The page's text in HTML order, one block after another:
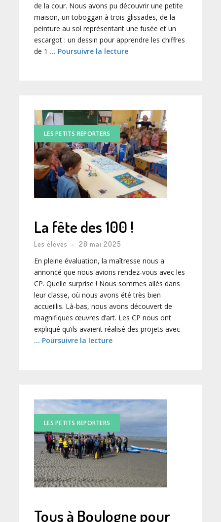
de la cour. Nous avons pu découvrir une petite
maison, un toboggan à trois glissades, de la
peinture au sol représentant une fusée et un
escargot : un dessin pour apprendre les chiffres
de 1 … Poursuivre la lecture
LES PETITS REPORTERS
La fête des 100 !
Les élèves - 28 mai 2025
En pleine évaluation, la maîtresse nous a
annoncé que nous avions rendez-vous avec les
CP. Quelle surprise ! Nous sommes allés dans
leur classe, où nous avons été très bien
accueillis. Là-bas, nous avons découvert de
magnifiques œuvres d’art. Les CP nous ont
expliqué qu’ils avaient réalisé des projets avec
… Poursuivre la lecture
LES PETITS REPORTERS
Tous à Boulogne pour